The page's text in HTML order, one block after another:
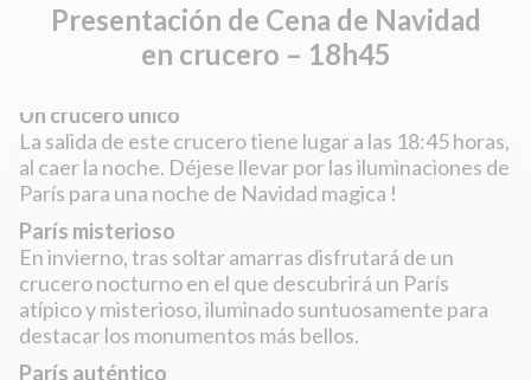
Presentación de Cena de Navidad
en crucero – 18h45
Un crucero único
La salida de este crucero tiene lugar a las 18:45 horas,
al caer la noche. Déjese llevar por las iluminaciones de
París para una noche de Navidad magica !
París misterioso
En invierno, tras soltar amarras disfrutará de un
crucero nocturno en el que descubrirá un París
atípico y misterioso, iluminado suntuosamente para
destacar los monumentos más bellos.
París auténtico